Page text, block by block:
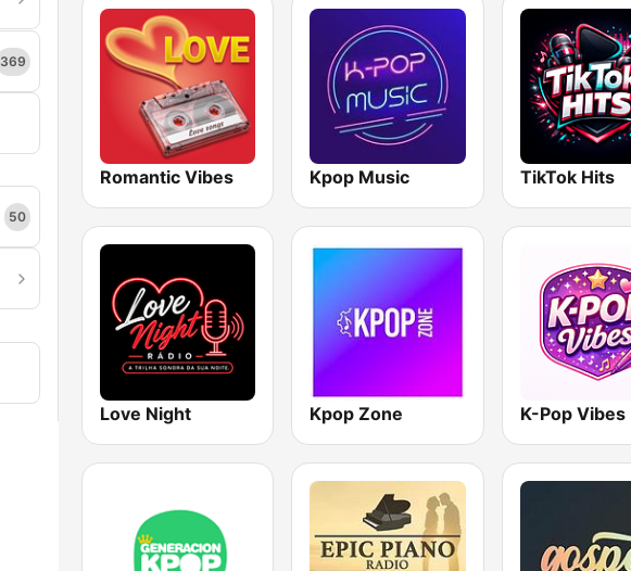
369
50
Romantic Vibes Kpop Music TikTok Hits
Love Night Kpop Zone K-Pop Vibes